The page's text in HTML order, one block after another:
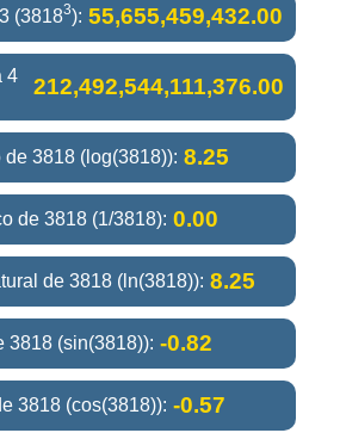
(38183): 55,655,459,432.00
4
212,492,544,111,376.00
de 3818 (log(3818)): 8.25
de 3818 (1/3818): 0.00
de 3818 (ln(3818)): 8.25
3818 (sin(3818)): -0.82
3818 (cos(3818)): -0.57